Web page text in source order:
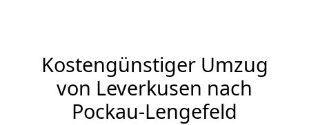
Kostengünstiger Umzug
von Leverkusen nach
Pockau-Lengefeld